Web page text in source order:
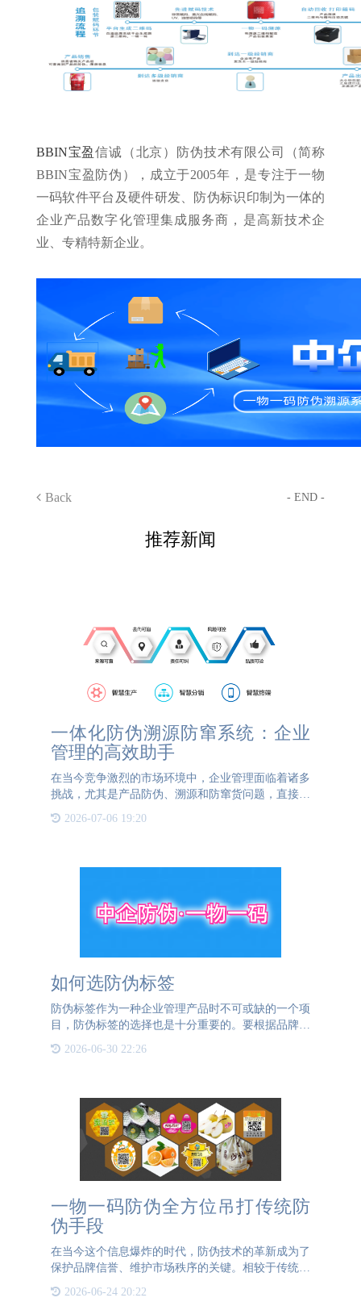
BBIN宝盈信诚（北京）防伪技术有限公司（简称
BBIN宝盈防伪），成立于2005年，是专注于一物
一码软件平台及硬件研发、防伪标识印制为一体的
企业产品数字化管理集成服务商，是高新技术企
业、专精特新企业。
Back - END -
推荐新闻
一体化防伪溯源防窜系统：企业
管理的高效助手
在当今竞争激烈的市场环境中，企业管理面临着诸多
挑战，尤其是产品防伪、溯源和防窜货问题，直接关
系到品牌信誉、产品质量和市场秩序。为此，一体化
防伪溯源防窜系统的出现，为企业管理提供了高效而
2026-07-06 19:20
如何选防伪标签
防伪标签作为一种企业管理产品时不可或缺的一个项
目，防伪标签的选择也是十分重要的。要根据品牌调
BBIN宝盈防伪可以为企业提供几十种标签的工艺、
2026-06-30 22:26
一物一码防伪全方位吊打传统防
伪手段
在当今这个信息爆炸的时代，防伪技术的革新成为了
保护品牌信誉、维护市场秩序的关键。相较于传统防
伪手段，一物一码防伪技术以其全方位的优势，无疑
在市场上占据了领先地位，对传统防伪手段形成了强
2026-06-24 20:22